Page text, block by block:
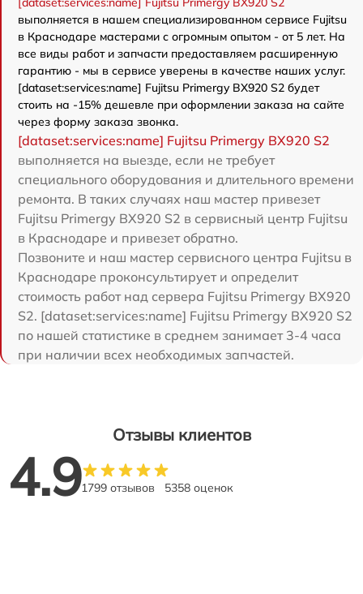
выполняется в нашем специализированном сервисе Fujitsu
в Краснодаре мастерами с огромным опытом - от 5 лет. На
все виды работ и запчасти предоставляем расширенную
гарантию - мы в сервисе уверены в качестве наших услуг.
[dataset:services:name] Fujitsu Primergy BX920 S2 будет
стоить на -15% дешевле при оформлении заказа на сайте
через форму заказа звонка.
[dataset:services:name] Fujitsu Primergy BX920 S2
выполняется на выезде, если не требует
специального оборудования и длительного времени
ремонта. В таких случаях наш мастер привезет
Fujitsu Primergy BX920 S2 в сервисный центр Fujitsu
в Краснодаре и привезет обратно.
Позвоните и наш мастер сервисного центра Fujitsu в
Краснодаре проконсультирует и определит
стоимость работ над сервера Fujitsu Primergy BX920
S2. [dataset:services:name] Fujitsu Primergy BX920 S2
по нашей статистике в среднем занимает 3-4 часа
при наличии всех необходимых запчастей.
Отзывы клиентов
4.91799 отзывов 5358 оценок